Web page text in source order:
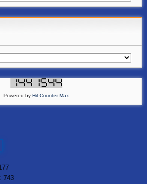
Powered by Hit Counter Max
743